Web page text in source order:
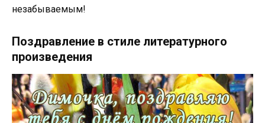
незабываемым!
Поздравление в стиле литературного
произведения